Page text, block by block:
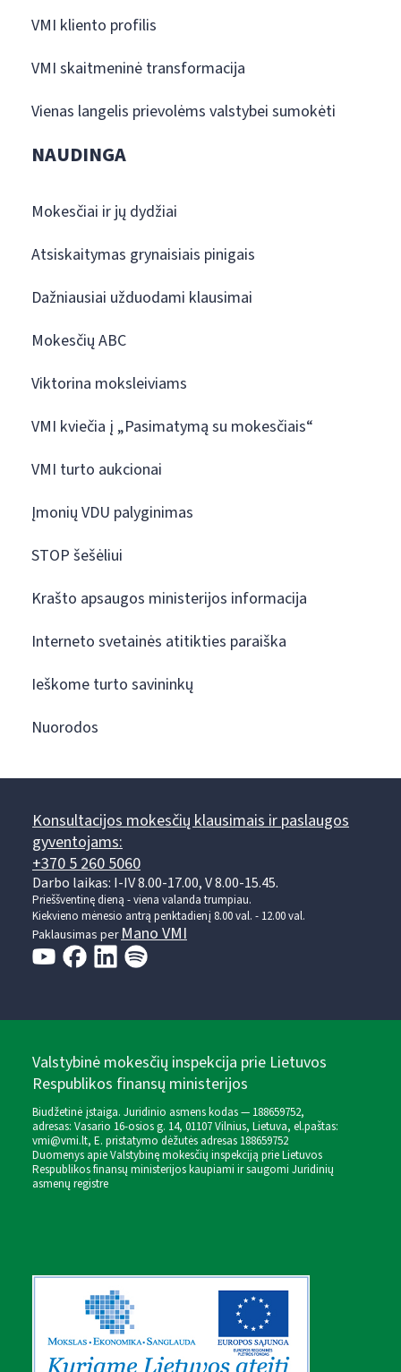
VMI kliento profilis
VMI skaitmeninė transformacija
Vienas langelis prievolėms valstybei sumokėti
NAUDINGA
Mokesčiai ir jų dydžiai
Atsiskaitymas grynaisiais pinigais
Dažniausiai užduodami klausimai
Mokesčių ABC
Viktorina moksleiviams
VMI kviečia į „Pasimatymą su mokesčiais“
VMI turto aukcionai
Įmonių VDU palyginimas
STOP šešėliui
Krašto apsaugos ministerijos informacija
Interneto svetainės atitikties paraiška
Ieškome turto savininkų
Nuorodos
Konsultacijos mokesčių klausimais ir paslaugos
gyventojams:
+370 5 260 5060
Darbo laikas: I-IV 8.00-17.00, V 8.00-15.45.
Prieššventinę dieną - viena valanda trumpiau.
Kiekvieno mėnesio antrą penktadienį 8.00 val. - 12.00 val.
Paklausimas perMano VMI
Valstybinė mokesčių inspekcija prie Lietuvos
Respublikos finansų ministerijos
Biudžetinė įstaiga. Juridinio asmens kodas — 188659752,
adresas: Vasario 16-osios g. 14, 01107 Vilnius, Lietuva, el.paštas:
vmi@vmi.lt, E. pristatymo dėžutės adresas 188659752
Duomenys apie Valstybinę mokesčių inspekciją prie Lietuvos
Respublikos finansų ministerijos kaupiami ir saugomi Juridinių
asmenų registre